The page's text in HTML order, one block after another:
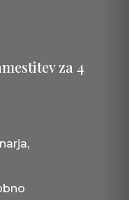
za 4